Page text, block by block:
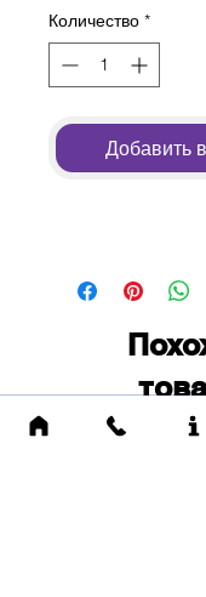
Количество *
Добавить